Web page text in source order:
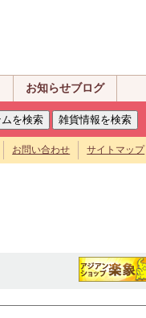
お知らせブログ
お問い合わせ サイトマップ